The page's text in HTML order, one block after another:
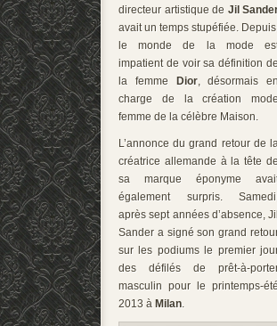
directeur artistique de Jil
avait un temps stupéfiée. Depuis,
le monde de la mode
impatient de voir sa définition de
la femme Dior, désormais en
charge de la création mode
femme de la célèbre Maison.
L’annonce du grand retour de la
créatrice allemande à la tête de
sa marque éponyme
également surpris. Samedi,
après sept années d’absence, Jil
Sander a signé son grand
sur les podiums le premier
des défilés de prêt-à-
masculin pour le printemps-été
2013 à Milan